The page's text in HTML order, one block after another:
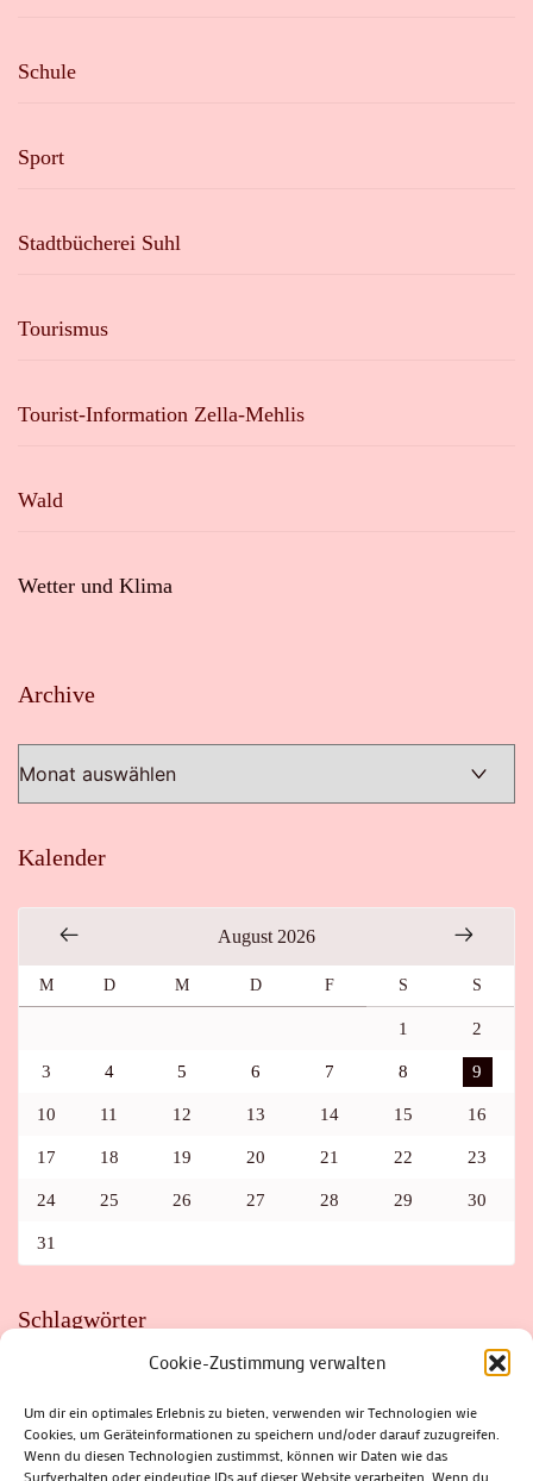
Cookie-Zustimmung verwalten
Um dir ein optimales Erlebnis zu bieten, verwenden wir Technologien wie
Cookies, um Geräteinformationen zu speichern und/oder darauf zuzugreifen.
Wenn du diesen Technologien zustimmst, können wir Daten wie das
Surfverhalten oder eindeutige IDs auf dieser Website verarbeiten. Wenn du
Schule
Sport
Stadtbücherei Suhl
Tourismus
Tourist-Information Zella-Mehlis
Wald
Wetter und Klima
Archive
Kalender
August 2026
M D M D F S S
1 2
3 4 5 6 7 8 9
10 11 12 13 14 15 16
17 18 19 20 21 22 23
24 25 26 27 28 29 30
31
Schlagwörter
FAHRRAD
FLOHMARKT FOLK GEWINNSPIEL
HITZE
HITZEFALLE AUTO
IRISH DANCE JAZZ
KABARETT
KINDER
KIRMES KLASSIK
KLEINE SUHLER REIHE
KRIMI
KULTUR LESUNG LOTTO
MEININGEN
PARASITEN
PILZE SCHLEUSINGEN
SCHULWEG